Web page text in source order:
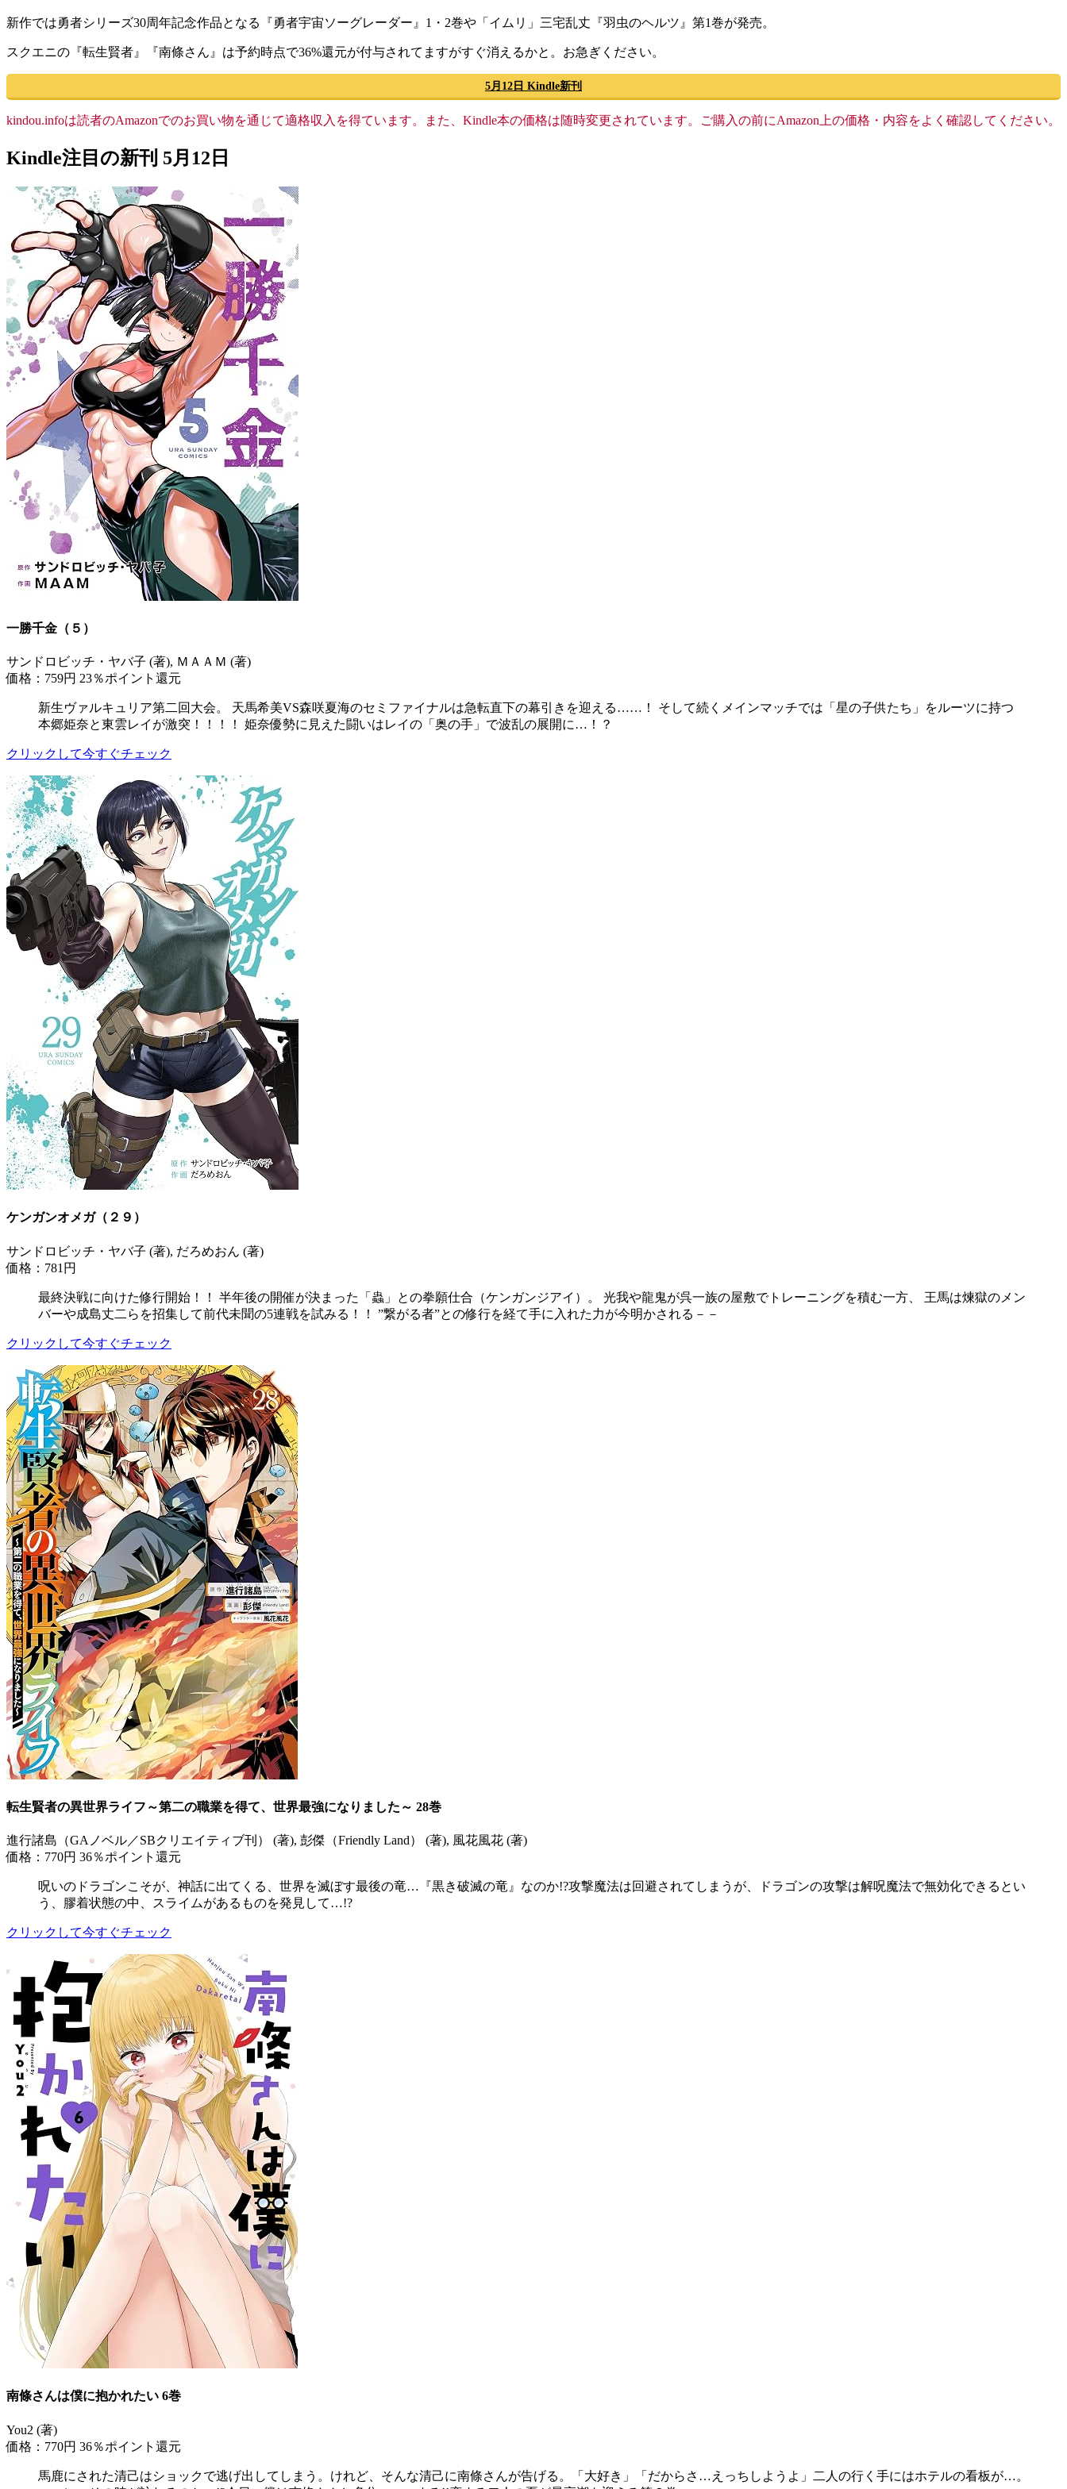
新作では勇者シリーズ30周年記念作品となる『勇者宇宙ソーグレーダー』1・2巻や「イムリ」三宅乱丈『羽虫のヘルツ』第1巻が発売。
スクエニの『転生賢者』『南條さん』は予約時点で36%還元が付与されてますがすぐ消えるかと。お急ぎください。
5月12日 Kindle新刊
kindou.infoは読者のAmazonでのお買い物を通じて適格収入を得ています。また、Kindle本の価格は随時変更されています。ご購入の前にAmazon上の価格・内容をよく確認してください。
Kindle注目の新刊 5月12日
一勝千金（５）
サンドロビッチ・ヤバ子 (著), ＭＡＡＭ (著)
価格：759円 23％ポイント還元
新生ヴァルキュリア第二回大会。 天馬希美VS森咲夏海のセミファイナルは急転直下の幕引きを迎える……！ そして続くメインマッチでは「星の子供たち」をルーツに持つ
本郷姫奈と東雲レイが激突！！！！ 姫奈優勢に見えた闘いはレイの「奥の手」で波乱の展開に…！？
クリックして今すぐチェック
ケンガンオメガ（２９）
サンドロビッチ・ヤバ子 (著), だろめおん (著)
価格：781円
最終決戦に向けた修行開始！！ 半年後の開催が決まった「蟲」との拳願仕合（ケンガンジアイ）。 光我や龍鬼が呉一族の屋敷でトレーニングを積む一方、 王馬は煉獄のメン
バーや成島丈二らを招集して前代未聞の5連戦を試みる！！ ”繋がる者”との修行を経て手に入れた力が今明かされる－－
クリックして今すぐチェック
転生賢者の異世界ライフ～第二の職業を得て、世界最強になりました～ 28巻
進行諸島（GAノベル／SBクリエイティブ刊） (著), 彭傑（Friendly Land） (著), 風花風花 (著)
価格：770円 36％ポイント還元
呪いのドラゴンこそが、神話に出てくる、世界を滅ぼす最後の竜…『黒き破滅の竜』なのか!?攻撃魔法は回避されてしまうが、ドラゴンの攻撃は解呪魔法で無効化できるとい
う、膠着状態の中、スライムがあるものを発見して…!?
クリックして今すぐチェック
南條さんは僕に抱かれたい 6巻
You2 (著)
価格：770円 36％ポイント還元
馬鹿にされた清己はショックで逃げ出してしまう。けれど、そんな清己に南條さんが告げる。「大好き」「だからさ…えっちしようよ」二人の行く手にはホテルの看板が…。